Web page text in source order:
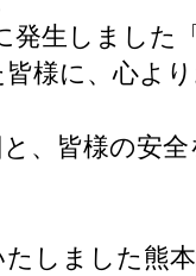
発生しました
様に、心よ
、皆様の安
しました熊